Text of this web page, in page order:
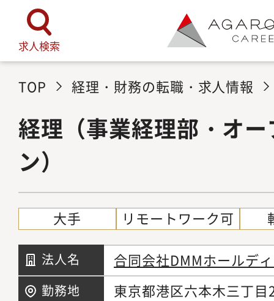
求人検索
TOP 経理・財務の転職・求人情報
経理（事業経理部・オ
ン）
大手 リモートワーク可
法人名 合同会社DMMホールデ
勤務地 東京都港区六本木三丁